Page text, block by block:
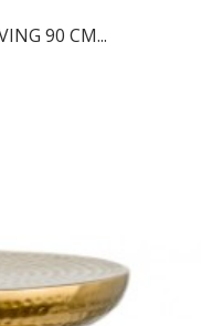
90 CM...